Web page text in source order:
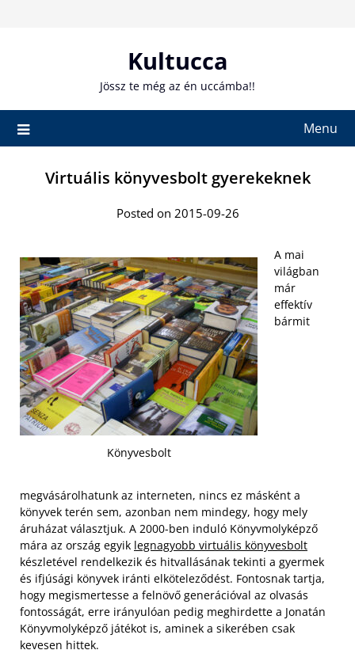
Kultucca
Jössz te még az én uccámba!!
Menu
Virtuális könyvesbolt gyerekeknek
Posted on 2015-09-26
Könyvesbolt
A mai
világban
már
effektív
bármit
megvásárolhatunk az interneten, nincs ez másként a
könyvek terén sem, azonban nem mindegy, hogy mely
áruházat választjuk. A 2000-ben induló Könyvmolyképző
mára az ország egyik legnagyobb virtuális könyvesbolt
készletével rendelkezik és hitvallásának tekinti a gyermek
és ifjúsági könyvek iránti elköteleződést. Fontosnak tartja,
hogy megismertesse a felnövő generációval az olvasás
fontosságát, erre irányulóan pedig meghirdette a Jonatán
Könyvmolyképző játékot is, aminek a sikerében csak
kevesen hittek.